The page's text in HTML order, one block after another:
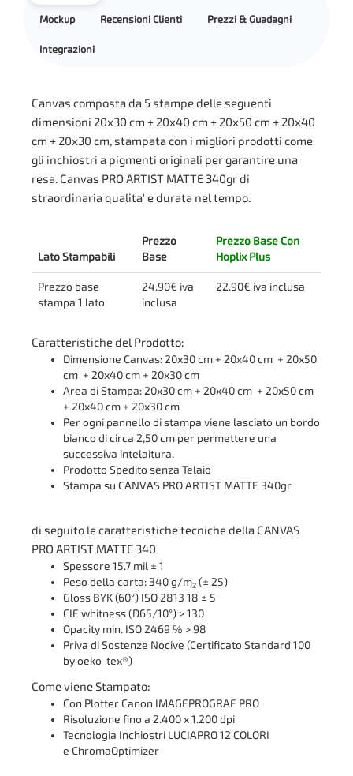
Mockup Recensioni Clienti Prezzi & Guadagni
Integrazioni
Canvas composta da 5 stampe delle seguenti
dimensioni 20x30 cm + 20x40 cm + 20x50 cm + 20x40
cm + 20x30 cm, stampata con i migliori prodotti come
gli inchiostri a pigmenti originali per garantire una
resa. Canvas PRO ARTIST MATTE 340gr di
straordinaria qualita' e durata nel tempo.
Lato Stampabili
Prezzo
Base
Prezzo Base Con
Hoplix Plus
Prezzo base
stampa 1 lato
24.90€ iva
inclusa
22.90€ iva inclusa
Caratteristiche del Prodotto:
Dimensione Canvas: 20x30 cm + 20x40 cm + 20x50
cm + 20x40 cm + 20x30 cm
Area di Stampa: 20x30 cm + 20x40 cm + 20x50 cm
+ 20x40 cm + 20x30 cm
Per ogni pannello di stampa viene lasciato un bordo
bianco di circa 2,50 cm per permettere una
successiva intelaitura.
Prodotto Spedito senza Telaio
Stampa su CANVAS PRO ARTIST MATTE 340gr
di seguito le caratteristiche tecniche della CANVAS
PRO ARTIST MATTE 340
Spessore 15.7 mil ± 1
Peso della carta: 340 g/m² (± 25)
Gloss BYK (60°) ISO 2813 18 ± 5
CIE whitness (D65/10°) > 130
Opacity min. ISO 2469 % > 98
Priva di Sostenze Nocive (Certificato Standard 100
by oeko-tex®)
Come viene Stampato:
Con Plotter Canon IMAGEPROGRAF PRO
Risoluzione fino a 2.400 x 1.200 dpi
Tecnologia Inchiostri LUCIAPRO 12 COLORI
e ChromaOptimizer